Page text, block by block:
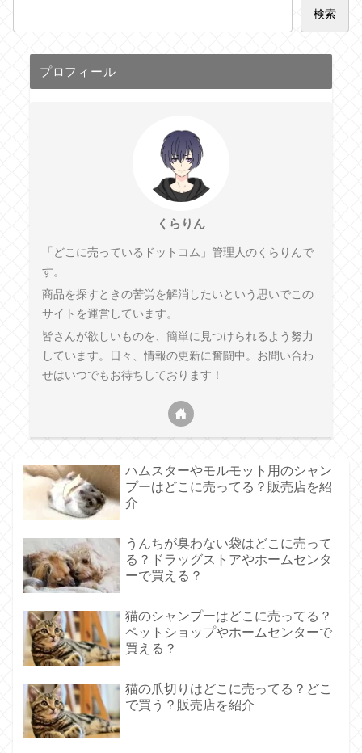
検索
プロフィール
くらりん
「どこに売っているドットコム」管理人のくらりんで
す。
商品を探すときの苦労を解消したいという思いでこの
サイトを運営しています。
皆さんが欲しいものを、簡単に見つけられるよう努力
しています。日々、情報の更新に奮闘中。お問い合わ
せはいつでもお待ちしております！
ハムスターやモルモット用のシャン
プーはどこに売ってる？販売店を紹
介
うんちが臭わない袋はどこに売って
る？ドラッグストアやホームセンタ
ーで買える？
猫のシャンプーはどこに売ってる？
ペットショップやホームセンターで
買える？
猫の爪切りはどこに売ってる？どこ
で買う？販売店を紹介